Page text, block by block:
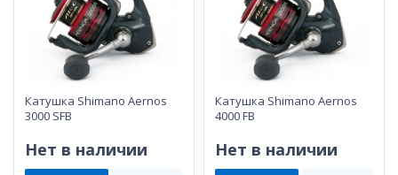
Катушка Shimano Aernos
3000 SFB
Нет в наличии
Катушка Shimano Aernos
4000 FB
Нет в наличии